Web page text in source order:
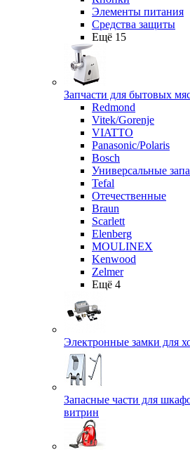
Элементы питания
Средства защиты
Ещё 15
Запчасти для бытовых
Redmond
Vitek/Gorenje
VIATTO
Panasonic/Polaris
Bosch
Универсальные
Tefal
Отечественные
Braun
Scarlett
Elenberg
MOULINEX
Kenwood
Zelmer
Ещё 4
Электронные замки для
Запасные части для
витрин